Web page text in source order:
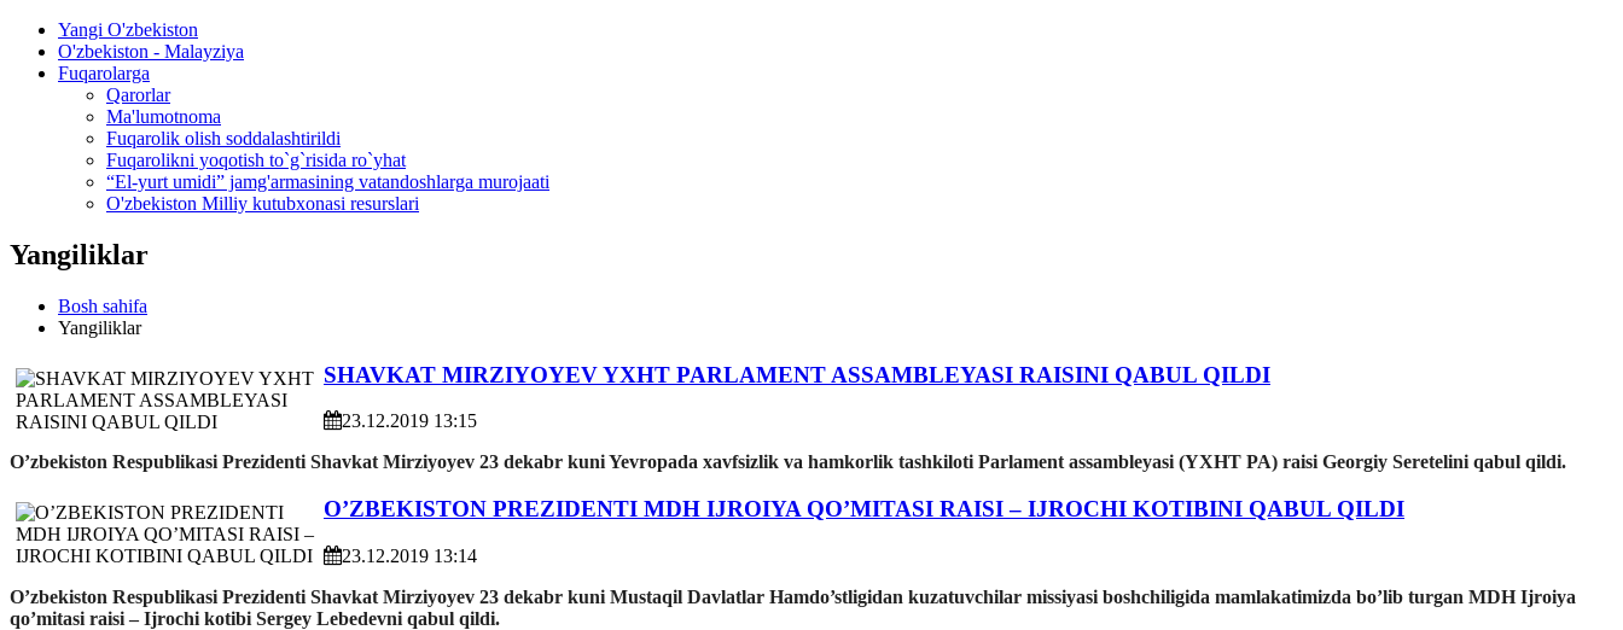
Yangi O'zbekiston
O'zbekiston - Malayziya
Fuqarolarga
Qarorlar
Ma'lumotnoma
Fuqarolik olish soddalashtirildi
Fuqarolikni yoqotish to`g`risida ro`yhat
“El-yurt umidi” jamg'armasining vatandoshlarga murojaati
O'zbekiston Milliy kutubxonasi resurslari
Yangiliklar
Bosh sahifa
Yangiliklar
SHAVKAT MIRZIYOYEV YXHT PARLAMENT ASSAMBLEYASI RAISINI QABUL QILDI
23.12.2019 13:15
O’zbekiston Respublikasi Prezidenti Shavkat Mirziyoyev 23 dekabr kuni Yevropada xavfsizlik va hamkorlik tashkiloti Parlament assambleyasi (YXHT PA) raisi Georgiy Seretelini qabul qildi.
O’ZBEKISTON PREZIDENTI MDH IJROIYA QO’MITASI RAISI – IJROCHI KOTIBINI QABUL QILDI
23.12.2019 13:14
O’zbekiston Respublikasi Prezidenti Shavkat Mirziyoyev 23 dekabr kuni Mustaqil Davlatlar Hamdo’stligidan kuzatuvchilar missiyasi boshchiligida mamlakatimizda bo’lib turgan MDH Ijroiya
qo’mitasi raisi – Ijrochi kotibi Sergey Lebedevni qabul qildi.